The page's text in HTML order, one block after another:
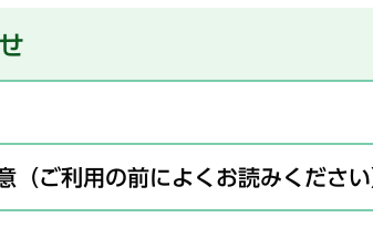
（ご利用の前によくお読みください